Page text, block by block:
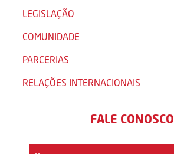
LEGISLAÇÃO
COMUNIDADE
PARCERIAS
RELAÇÕES INTERNACIONAIS
FALE CONOSCO